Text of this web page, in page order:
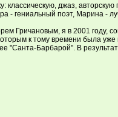
классическую, джаз,
- гениальный поэт, Марина -
Гричановым, я в 2001 году,
к тому времени была
"Санта-Барбарой". В